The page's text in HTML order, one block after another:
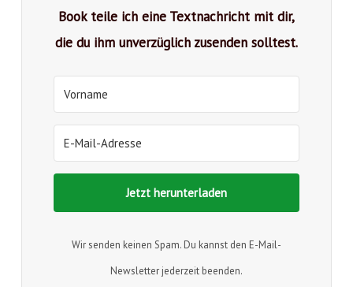
Book teile ich eine Textnachricht mit dir,
die du ihm unverzüglich zusenden solltest.
Jetzt herunterladen
Wir senden keinen Spam. Du kannst den E-Mail-
Newsletter jederzeit beenden.